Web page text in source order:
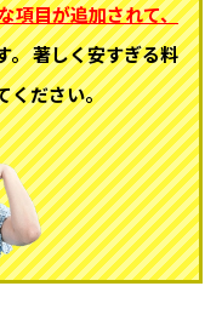
項目が追加されて、
。著しく安すぎる料
ください。